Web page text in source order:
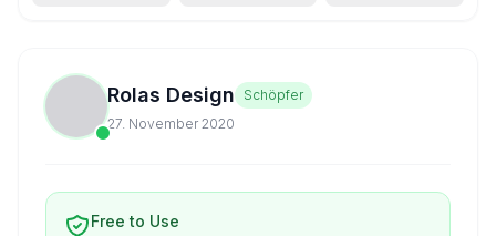
Rolas Design
Schöpfer
27. November 2020
Free to Use